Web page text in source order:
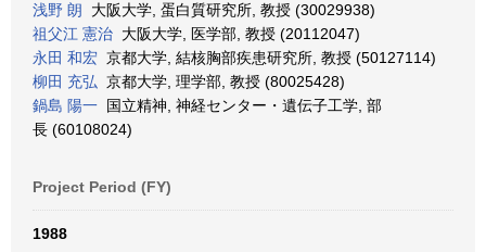
浅野 朗 大阪大学, 蛋白質研究所, 教授 (30029938)
祖父江 憲治 大阪大学, 医学部, 教授 (20112047)
永田 和宏 京都大学, 結核胸部疾患研究所, 教授 (50127114)
柳田 充弘 京都大学, 理学部, 教授 (80025428)
鍋島 陽一 国立精神, 神経センター・遺伝子工学, 部
長 (60108024)
Project Period (FY)
1988